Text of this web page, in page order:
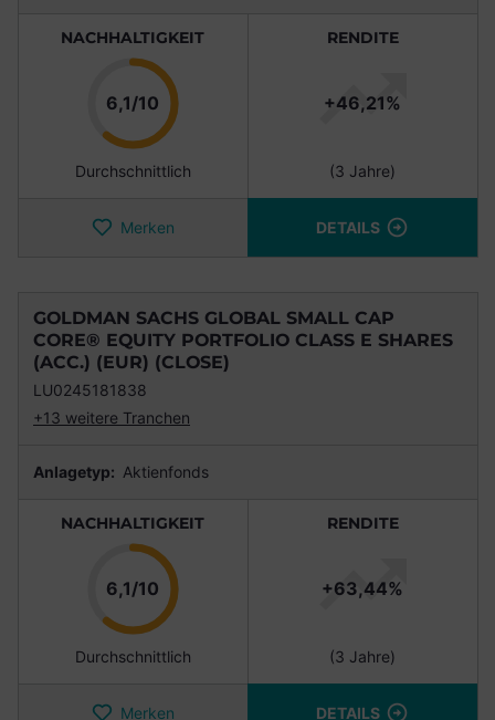
NACHHALTIGKEIT
6,1/10 Punkte
Durchschnittlich
RENDITE
+46,21%
(3 Jahre)
Merken DETAILS
GOLDMAN SACHS GLOBAL SMALL CAP
CORE® EQUITY PORTFOLIO CLASS E SHARES
(ACC.) (EUR) (CLOSE)
LU0245181838
+13 weitere Tranchen
Anlagetyp: Aktienfonds
NACHHALTIGKEIT
6,1/10 Punkte
Durchschnittlich
RENDITE
+63,44%
(3 Jahre)
Merken DETAILS